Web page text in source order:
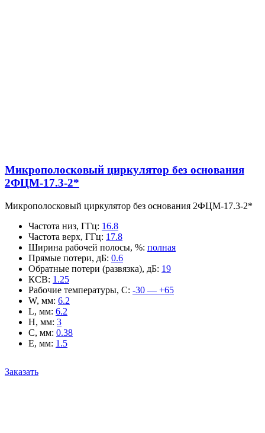
Микрополосковый циркулятор без основания
2ФЦМ-17.3-2*
Микрополосковый циркулятор без основания 2ФЦМ-17.3-2*
Частота низ, ГГц: 16.8
Частота верх, ГГц: 17.8
Ширина рабочей полосы, %: полная
Прямые потери, дБ: 0.6
Обратные потери (развязка), дБ: 19
КСВ: 1.25
Рабочие температуры, С: -30 — +65
W, мм: 6.2
L, мм: 6.2
H, мм: 3
C, мм: 0.38
E, мм: 1.5
Заказать